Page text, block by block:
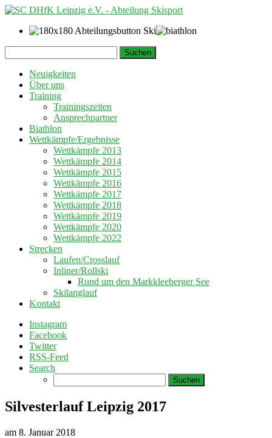
zum
Inhalt
nach:
Neuigkeiten
Über uns
Training
Trainingszeiten
Ansprechpartner
Biathlon
Wettkämpfe/Ergebnisse
Wettkämpfe 2013
Wettkämpfe 2014
Wettkämpfe 2015
Wettkämpfe 2016
Wettkämpfe 2017
Wettkämpfe 2018
Wettkämpfe 2019
Wettkämpfe 2020
Wettkämpfe 2022
Strecken
Laufen/Crosslauf
Inliner/Rollski
Rund um den Markkleeberger See
Skilanglauf
Kontakt
Instagram
Facebook
Twitter
RSS-Feed
Search
nach:
Silvesterlauf Leipzig 2017
am 8. Januar 2018